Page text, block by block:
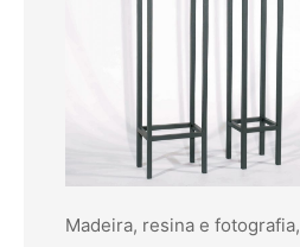
Madeira, resina e fotografia,